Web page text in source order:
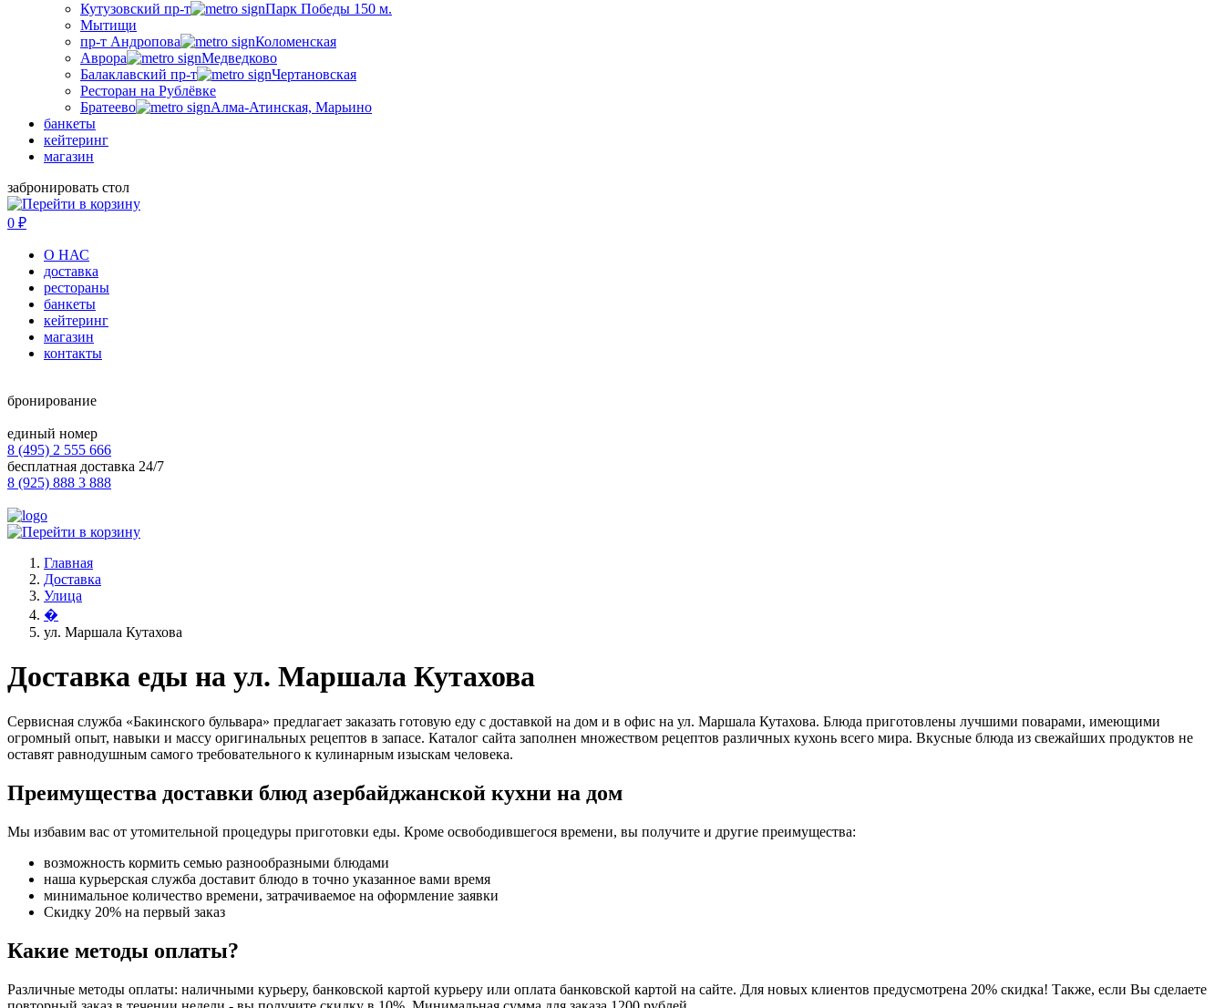
Кутузовский пр-т
Парк Победы 150 м.
Мытищи
пр-т Андропова
Коломенская
Аврора
Медведково
Балаклавский пр-т
Чертановская
Ресторан на Рублёвке
Братеево
Алма-Атинская, Марьино
банкеты
кейтеринг
магазин
забронировать стол
0 ₽
О НАС
доставка
рестораны
банкеты
кейтеринг
магазин
контакты
бронирование
единый номер
8 (495) 2 555 666
бесплатная доставка 24/7
8 (925) 888 3 888
Главная
Доставка
Улица
�
ул. Маршала Кутахова
Доставка еды на ул. Маршала Кутахова
Сервисная служба «Бакинского бульвара» предлагает заказать готовую еду с доставкой на дом и в офис на ул. Маршала Кутахова. Блюда приготовлены лучшими поварами, имеющими
огромный опыт, навыки и массу оригинальных рецептов в запасе. Каталог сайта заполнен множеством рецептов различных кухонь всего мира. Вкусные блюда из свежайших продуктов не
оставят равнодушным самого требовательного к кулинарным изыскам человека.
Преимущества доставки блюд азербайджанской кухни на дом
Мы избавим вас от утомительной процедуры приготовки еды. Кроме освободившегося времени, вы получите и другие преимущества:
возможность кормить семью разнообразными блюдами
наша курьерская служба доставит блюдо в точно указанное вами время
минимальное количество времени, затрачиваемое на оформление заявки
Скидку 20% на первый заказ
Какие методы оплаты?
Различные методы оплаты: наличными курьеру, банковской картой курьеру или оплата банковской картой на сайте. Для новых клиентов предусмотрена 20% скидка! Также, если Вы сделаете